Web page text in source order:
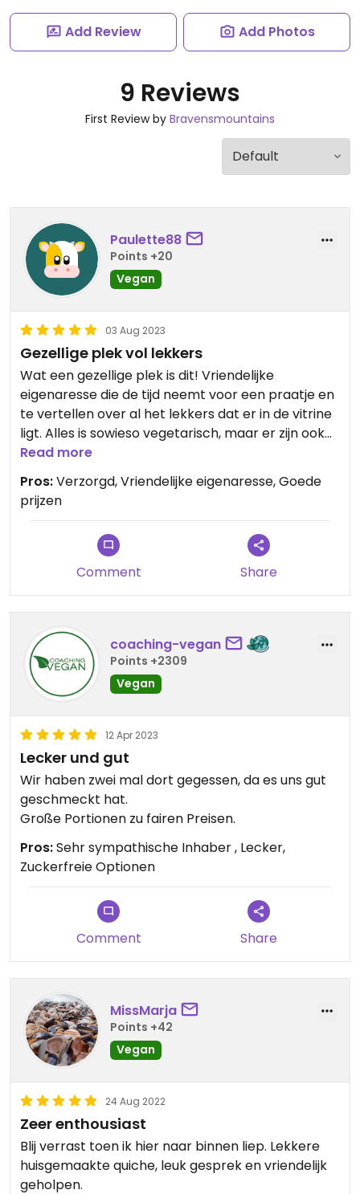
Add Review Add Photos
9 Reviews
First Review by Bravensmountains
Paulette88
Points +20
Vegan
03 Aug 2023
Gezellige plek vol lekkers
Wat een gezellige plek is dit! Vriendelijke
eigenaresse die de tijd neemt voor een praatje en
te vertellen over al het lekkers dat er in de vitrine
ligt. Alles is sowieso vegetarisch, maar er zijn ook
meerdere vegan opties. Waaronder de carrot
cake, die je zeker moet proberen! De porties zijn
ruim en prima voor de prijs. Het is niet heel ruim
om uitgebreid of met een groep te zitten, maar
met een bordje lekkers en een drankje erbij zit je
Read more
Pros:Verzorgd, Vriendelijke eigenaresse, Goede
prijzen
Comment Share
coaching-vegan
Points +2309
Vegan
12 Apr 2023
Lecker und gut
Wir haben zwei mal dort gegessen, da es uns gut
geschmeckt hat.
Große Portionen zu fairen Preisen.
Pros:Sehr sympathische Inhaber , Lecker,
Zuckerfreie Optionen
Comment Share
MissMarja
Points +42
Vegan
24 Aug 2022
Zeer enthousiast
Blij verrast toen ik hier naar binnen liep. Lekkere
huisgemaakte quiche, leuk gesprek en vriendelijk
geholpen.